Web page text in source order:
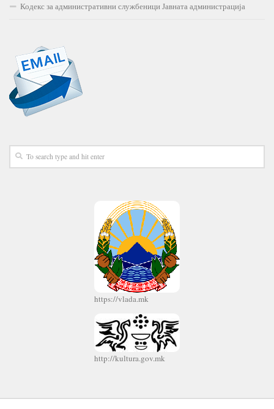
Кодекс за административни службеници Јавната администрација
https://vlada.mk
http://kultura.gov.mk